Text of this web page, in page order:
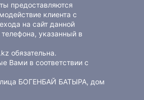
предоставляются
клиента с
на сайт данной
указанный в
обязательна.
Вами в соответствии с
БОГЕНБАЙ БАТЫРА, дом